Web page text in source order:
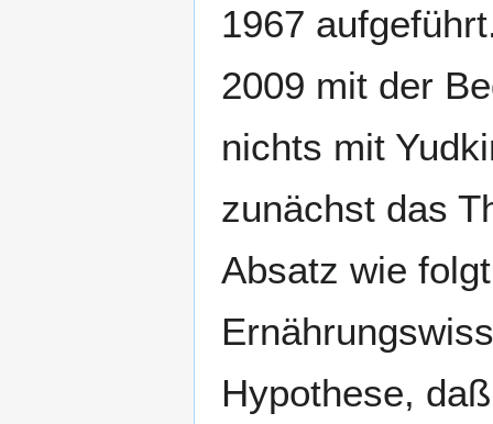
1967
2009‎ mit der
nichts mit
zunächst das
Absatz wie
Hypothese,